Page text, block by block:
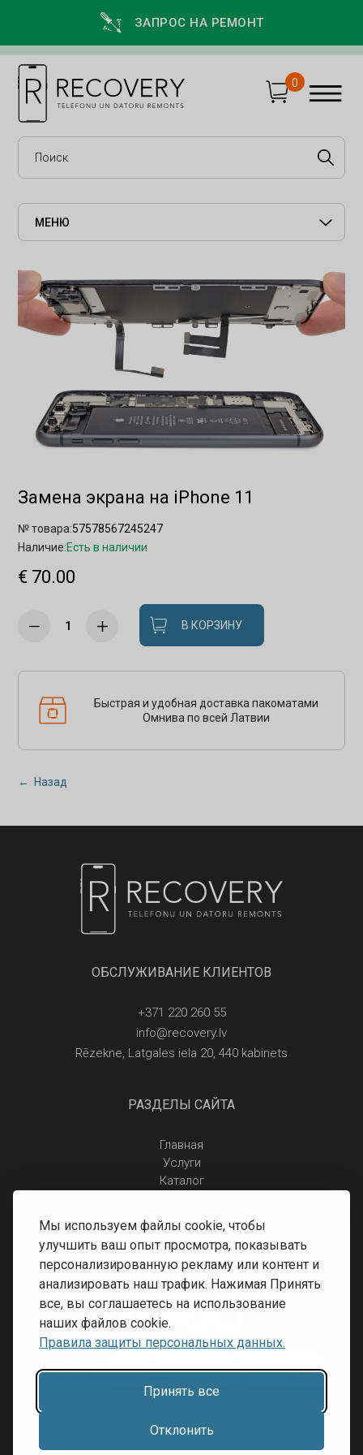
Мы используем файлы cookie, чтобы
улучшить ваш опыт просмотра, показывать
персонализированную рекламу или контент и
анализировать наш трафик. Нажимая Принять
все, вы соглашаетесь на использование
наших файлов cookie.
Правила защиты персональных данных.
Принять все
Отклонить
ЗАПРОС НА РЕМОНТ
0
МЕНЮ
Замена экрана на iPhone 11
№ товара:57578567245247
Наличие:Есть в наличии
€ 70.00
В КОРЗИНУ
Быстрая и удобная доставка пакоматами
Омнива по всей Латвии
← Назад
ОБСЛУЖИВАНИЕ КЛИЕНТОВ
+371 220 260 55
info@recovery.lv
Rēzekne, Latgales iela 20, 440 kabinets
РАЗДЕЛЫ САЙТА
Главная
Услуги
Каталог
Правила защиты персональных данных
Доставка и оплата
Условия возврата
Разработка сайта:Inibrand